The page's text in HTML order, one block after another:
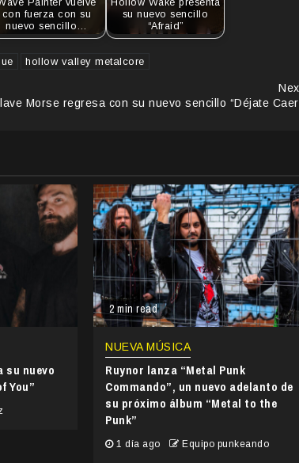
Painter vuelve
con fuerza con su
nuevo sencillo…
Hollow Wake presenta
su nuevo sencillo
“Afraid”
hollow valley metalcore
Morse regresa con su nuevo sencillo “Déjate
su nuevo
You”
2 min read
NUEVA MÚSICA
Ruynor lanza “Metal Punk
Commando”, un nuevo adelanto de
su próximo álbum “Metal to the
Punk”
1 día ago Equipo punkeando